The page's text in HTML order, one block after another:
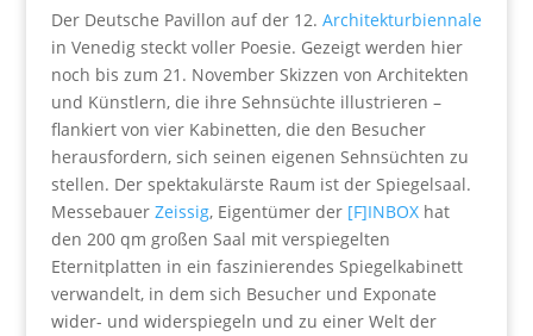
Der Deutsche Pavillon auf der 12. Architekturbiennale
in Venedig steckt voller Poesie. Gezeigt werden hier
noch bis zum 21. November Skizzen von Architekten
und Künstlern, die ihre Sehnsüchte illustrieren –
flankiert von vier Kabinetten, die den Besucher
herausfordern, sich seinen eigenen Sehnsüchten zu
stellen. Der spektakulärste Raum ist der Spiegelsaal.
Messebauer Zeissig, Eigentümer der[F]INBOX hat
den 200 qm großen Saal mit verspiegelten
Eternitplatten in ein faszinierendes Spiegelkabinett
verwandelt, in dem sich Besucher und Exponate
wider- und widerspiegeln und zu einer Welt der